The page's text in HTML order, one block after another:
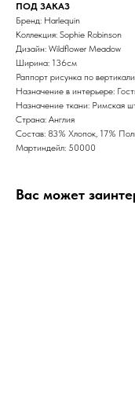
ПОД ЗАКАЗ
Бренд: Harlequin
Коллекция: Sophie Robinson
Дизайн: Wildflower Meadow
Ширина: 136см
Раппорт рисунка по
Назначение в интерьере:
Назначение ткани: Римская
Страна: Англия
Состав: 83% Хлопок, 17%
Мартиндейл: 50000
Вас может